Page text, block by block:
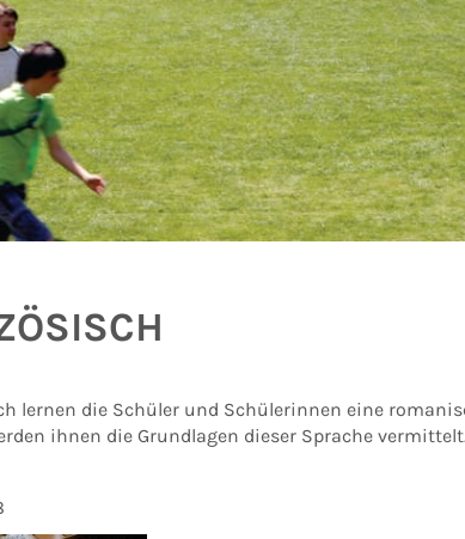
lernen die Schüler und Schülerinnen eine
ihnen die Grundlagen dieser Sprache